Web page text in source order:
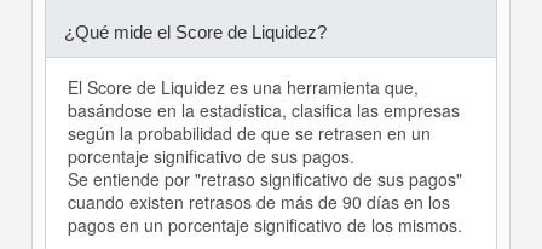
¿Qué mide el Score de Liquidez?
El Score de Liquidez es una herramienta que,
basándose en la estadística, clasifica las empresas
según la probabilidad de que se retrasen en un
porcentaje significativo de sus pagos.
Se entiende por "retraso significativo de sus pagos"
cuando existen retrasos de más de 90 días en los
pagos en un porcentaje significativo de los mismos.